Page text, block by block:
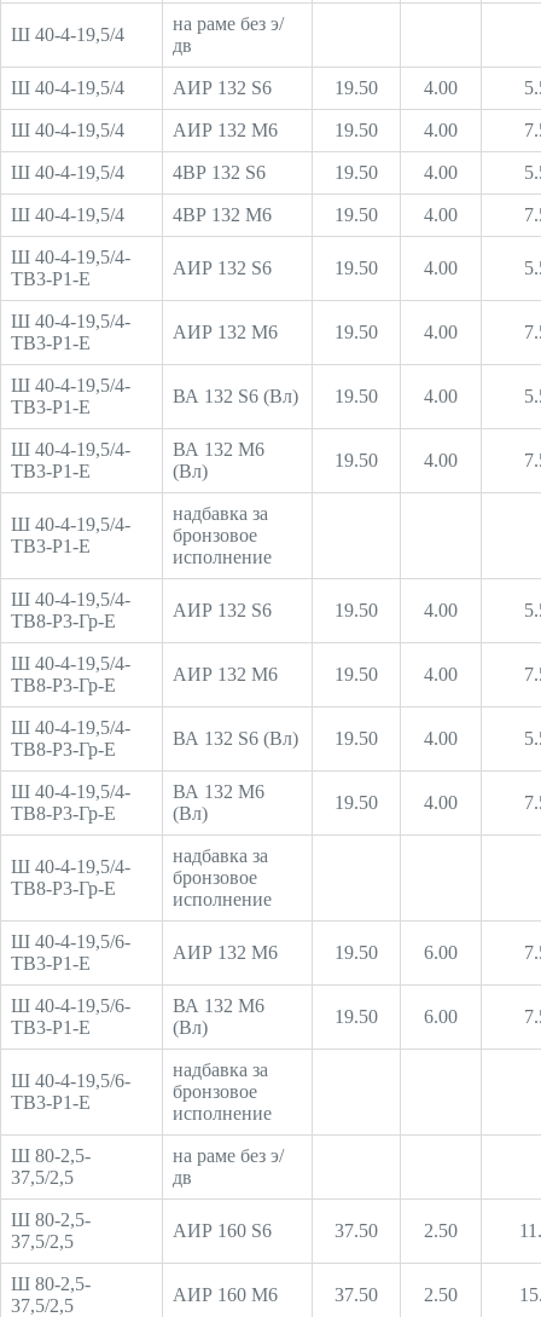
Ш 40-4-19,5/4
на раме без э/
дв
Ш 40-4-19,5/4 АИР 132 S6 19.50 4.00
Ш 40-4-19,5/4 АИР 132 М6 19.50 4.00
Ш 40-4-19,5/4 4ВР 132 S6 19.50 4.00
Ш 40-4-19,5/4 4ВР 132 М6 19.50 4.00
Ш 40-4-19,5/4-
ТВ3-Р1-Е
АИР 132 S6 19.50 4.00
Ш 40-4-19,5/4-
ТВ3-Р1-Е
АИР 132 М6 19.50 4.00
Ш 40-4-19,5/4-
ТВ3-Р1-Е
ВА 132 S6 (Вл) 19.50 4.00
Ш 40-4-19,5/4-
ТВ3-Р1-Е
ВА 132 М6
(Вл)
19.50 4.00
Ш 40-4-19,5/4-
ТВ3-Р1-Е
надбавка за
бронзовое
исполнение
Ш 40-4-19,5/4-
ТВ8-Р3-Гр-Е
АИР 132 S6 19.50 4.00
Ш 40-4-19,5/4-
ТВ8-Р3-Гр-Е
АИР 132 М6 19.50 4.00
Ш 40-4-19,5/4-
ТВ8-Р3-Гр-Е
ВА 132 S6 (Вл) 19.50 4.00
Ш 40-4-19,5/4-
ТВ8-Р3-Гр-Е
ВА 132 М6
(Вл)
19.50 4.00
Ш 40-4-19,5/4-
ТВ8-Р3-Гр-Е
надбавка за
бронзовое
исполнение
Ш 40-4-19,5/6-
ТВ3-Р1-Е
АИР 132 М6 19.50 6.00
Ш 40-4-19,5/6-
ТВ3-Р1-Е
ВА 132 М6
(Вл)
19.50 6.00
Ш 40-4-19,5/6-
ТВ3-Р1-Е
надбавка за
бронзовое
исполнение
Ш 80-2,5-
37,5/2,5
на раме без э/
дв
Ш 80-2,5-
37,5/2,5
АИР 160 S6 37.50 2.50
Ш 80-2,5-
37,5/2,5
АИР 160 М6 37.50 2.50